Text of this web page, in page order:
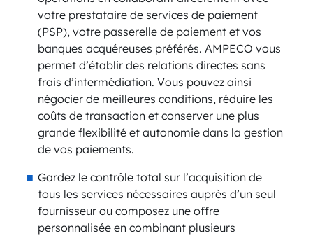
votre prestataire de services de paiement
(PSP), votre passerelle de paiement et vos
banques acquéreuses préférés. AMPECO vous
permet d’établir des relations directes sans
frais d’intermédiation. Vous pouvez ainsi
négocier de meilleures conditions, réduire les
coûts de transaction et conserver une plus
grande flexibilité et autonomie dans la gestion
de vos paiements.
Gardez le contrôle total sur l’acquisition de
tous les services nécessaires auprès d’un seul
fournisseur ou composez une offre
personnalisée en combinant plusieurs